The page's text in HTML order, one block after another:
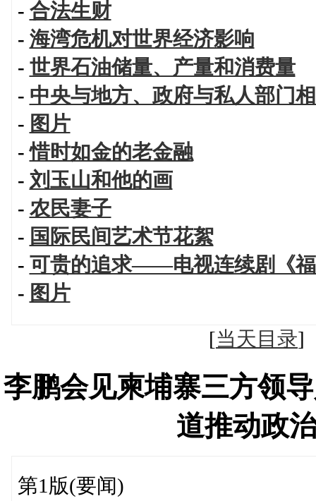
- 合法生财
- 海湾危机对世界经济影响
- 世界石油储量、产量和消费量
- 中央与地方、政府与私人部门
- 图片
-惜时如金的老金融
- 刘玉山和他的画
- 农民妻子
- 国际民间艺术节花絮
- 可贵的追求——电视连续剧《
- 图片
[当天目录
李鹏会见柬埔寨三方领
道推动政
第1版(要闻)